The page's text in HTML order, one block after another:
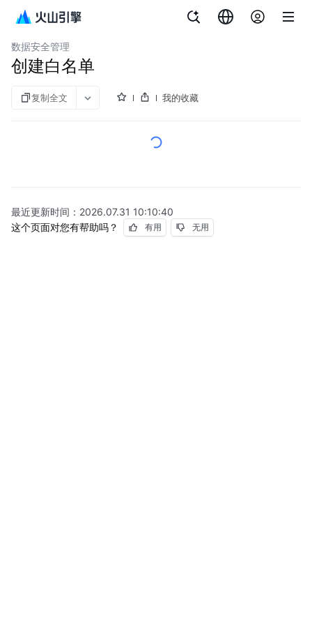
云数据库 veDB MySQL 版
数据安全管理
创建白名单
复制全文 我的收藏
最近更新时间： 2026.07.31 10:10:40
这个页面对您有帮助吗？
有用 无用